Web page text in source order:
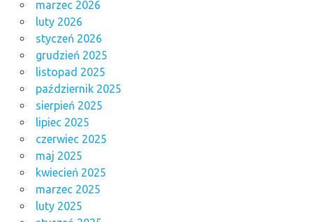
marzec 2026
luty 2026
styczeń 2026
grudzień 2025
listopad 2025
październik 2025
sierpień 2025
lipiec 2025
czerwiec 2025
maj 2025
kwiecień 2025
marzec 2025
luty 2025